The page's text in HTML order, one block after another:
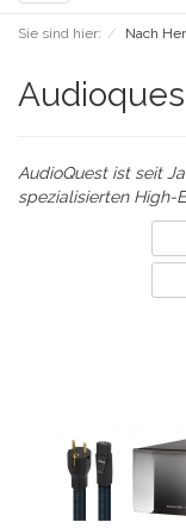
navigation
Sie sind hier: Nach
AudioQuest ist seit
spezialisierten High-